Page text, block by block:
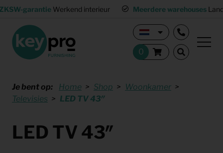
garantie Werkend interieur Meerdere warehouses
Je bent op: Home Shop
Woonkamer
Televisies
LED TV 43″
LED TV 43″